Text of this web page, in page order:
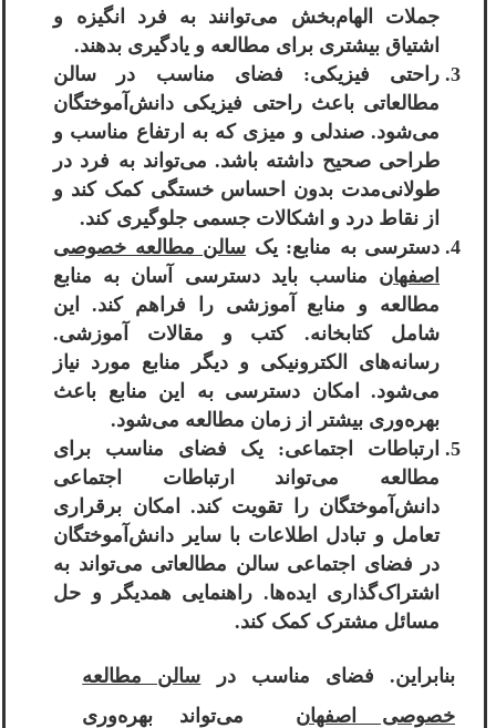
جملات الهام‌بخش می‌توانند به فرد انگیزه و
اشتیاق بیشتری برای مطالعه و یادگیری بدهند.
راحتی فیزیکی: فضای مناسب در سالن
مطالعاتی باعث راحتی فیزیکی دانش‌آموختگان
می‌شود. صندلی و میزی که به ارتفاع مناسب و
طراحی صحیح داشته باشد. می‌تواند به فرد در
طولانی‌مدت بدون احساس خستگی کمک کند و
از نقاط درد و اشکالات جسمی جلوگیری کند.
دسترسی به منابع: یک سالن مطالعه خصوصی
اصفهان مناسب باید دسترسی آسان به منابع
مطالعه و منابع آموزشی را فراهم کند. این
شامل کتابخانه. کتب و مقالات آموزشی.
رسانه‌های الکترونیکی و دیگر منابع مورد نیاز
می‌شود. امکان دسترسی به این منابع باعث
بهره‌وری بیشتر از زمان مطالعه می‌شود.
ارتباطات اجتماعی: یک فضای مناسب برای
مطالعه می‌تواند ارتباطات اجتماعی
دانش‌آموختگان را تقویت کند. امکان برقراری
تعامل و تبادل اطلاعات با سایر دانش‌آموختگان
در فضای اجتماعی سالن مطالعاتی می‌تواند به
اشتراک‌گذاری ایده‌ها. راهنمایی همدیگر و حل
مسائل مشترک کمک کند.
بنابراین. فضای مناسب در سالن مطالعه
خصوصی اصفهان می‌تواند بهره‌وری